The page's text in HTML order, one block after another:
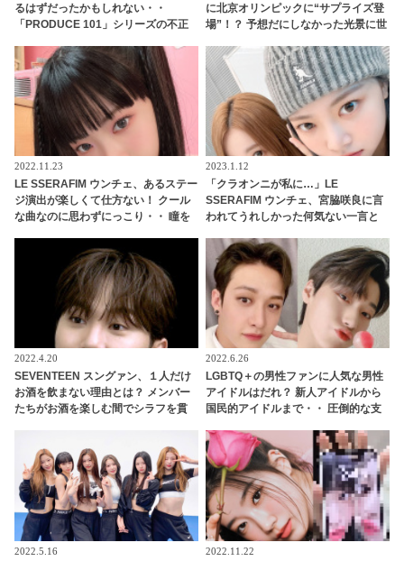
るはずだったかもしれない・・
「PRODUCE 101」シリーズの不正
人の氏名が公表
に北京オリンピックに“サプライズ登
場”！？ 予想だにしなかった光景に世
さかそんなところにいたなんて… 意
外なところで証明された彼の人気に
ファン驚愕
2022.11.23
LE SSERAFIM ウンチェ、あるステー
ジ演出が楽しくて仕方ない！ クール
な曲なのに思わずにっこり・・ 瞳を
のように無邪気な反応がかわいすぎ
2023.1.12
「クラオンニが私に…」LE
SSERAFIM ウンチェ、宮脇咲良に言
われてうれしかった何気ない一言と
言葉とはいったい何？
2022.4.20
SEVENTEEN スングァン、１人だけ
お酒を飲まない理由とは？ メンバー
たちがお酒を楽しむ間でシラフを貫
んです」
2022.6.26
LGBTQ＋の男性ファンに人気な男性
アイドルはだれ？ 新人アイドルから
国民的アイドルまで・・ 圧倒的な支
2022.5.16 2022.11.22